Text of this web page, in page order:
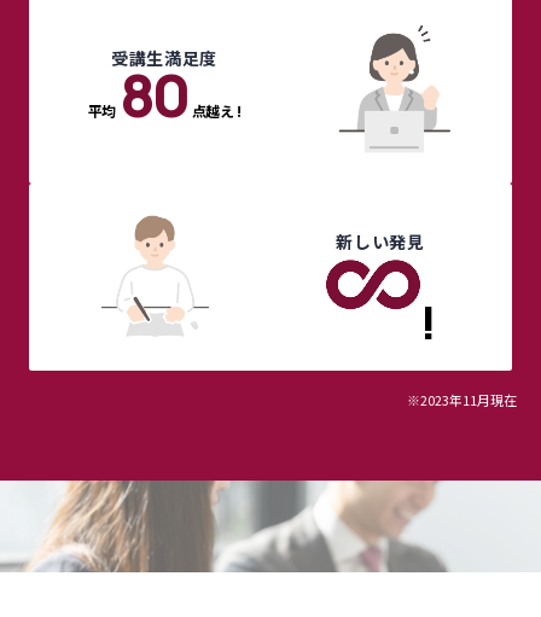
受講生満足度
平均 80 点越え !
新しい発見
!
※2023年11月現在